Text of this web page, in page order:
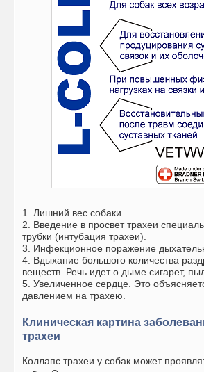
1. Лишний вес собаки.
2. Введение в просвет трахеи
трубки (интубация трахеи).
3. Инфекционное поражение
4. Вдыхание большого количества
веществ. Речь идет о дыме сигарет,
5. Увеличенное сердце. Это
давлением на трахею.
Клиническая картина
трахеи
Коллапс трахеи у собак может